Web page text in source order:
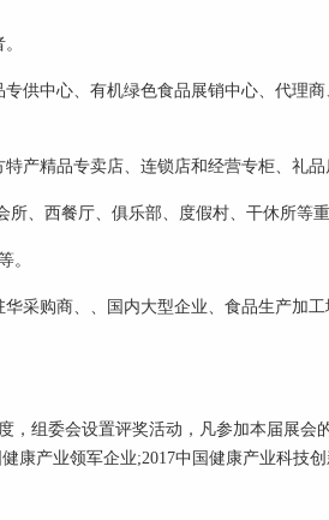
供中心、有机绿色食品展销中心、代理
产精品专卖店、连锁店和经营专柜、礼品
、西餐厅、俱乐部、度假村、干休所等
。
采购商、、国内大型企业、食品生产加
，组委会设置评奖活动，凡参加本届展会
健康产业领军企业;2017中国 健康产业科技